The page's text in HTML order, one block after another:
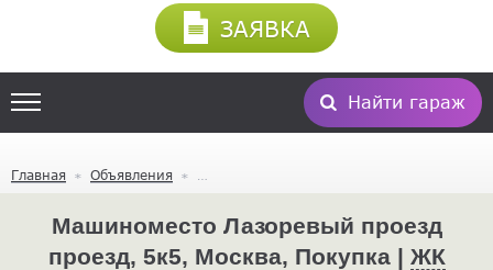
Найти гараж
ЗАЯВКА
Главная Объявления
Машиноместо Лазоревый проезд
проезд, 5к5, Москва, Покупка | ЖК